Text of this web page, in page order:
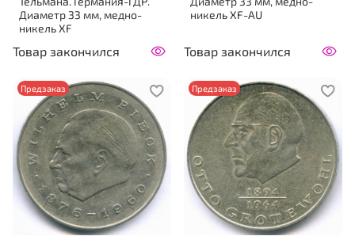
Диаметр 33 мм, медно-
никель XF
Товар закончился
никель XF-AU
Товар закончился
Предзаказ Предзаказ